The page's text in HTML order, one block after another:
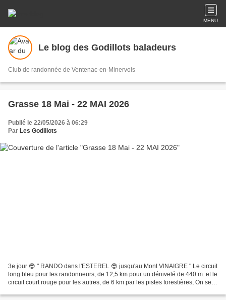
MENU
Le blog des Godillots baladeurs
Club de randonnée de Ventenac-en-Minervois
Grasse 18 Mai - 22 MAI 2026
Publié le 22/05/2026 à 06:29
Par Les Godillots
3e jour 😎 " RANDO dans l'ESTEREL 😎 jusqu'au Mont VINAIGRE " Le circuit
long bleu pour les randonneurs, de 12,5 km pour un dénivelé de 440 m. et le
circuit court rouge pour les autres, de 6 km par les pistes forestières, On se